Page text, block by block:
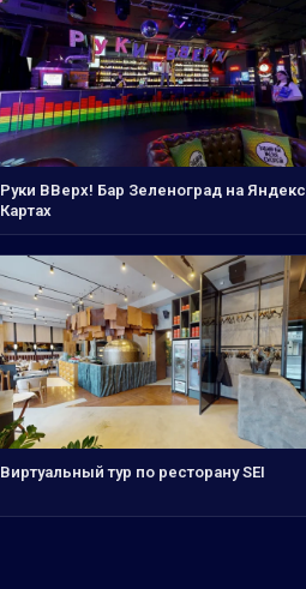
Руки ВВерх! Бар Зеленоград на Яндекс
Картах
Виртуальный тур по ресторану SEI